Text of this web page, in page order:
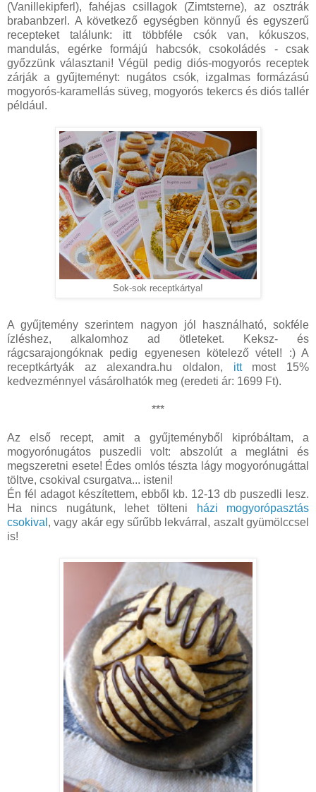
(Vanillekipferl), fahéjas csillagok (Zimtsterne), az osztrák
brabanbzerl. A következő egységben könnyű és egyszerű
recepteket találunk: itt többféle csók van, kókuszos,
mandulás, egérke formájú habcsók, csokoládés - csak
győzzünk választani! Végül pedig diós-mogyorós receptek
zárják a gyűjteményt: nugátos csók, izgalmas formázású
mogyorós-karamellás süveg, mogyorós tekercs és diós tallér
például.
Sok-sok receptkártya!
A gyűjtemény szerintem nagyon jól használható, sokféle
ízléshez, alkalomhoz ad ötleteket. Keksz- és
rágcsarajongóknak pedig egyenesen kötelező vétel! :) A
receptkártyák az alexandra.hu oldalon, ittmost 15%
kedvezménnyel vásárolhatók meg (eredeti ár: 1699 Ft).
***
Az első recept, amit a gyűjteményből kipróbáltam, a
mogyorónugátos puszedli volt: abszolút a meglátni és
megszeretni esete! Édes omlós tészta lágy mogyorónugáttal
töltve, csokival csurgatva... isteni!
Én fél adagot készítettem, ebből kb. 12-13 db puszedli lesz.
Ha nincs nugátunk, lehet tölteni
házi mogyorópasztás
csokival , vagy akár egy sűrűbb lekvárral, aszalt gyümölccsel
is!